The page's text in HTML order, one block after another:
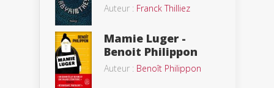
Auteur : Franck Thilliez
Mamie Luger -
Benoit Philippon
Auteur : Benoît Philippon